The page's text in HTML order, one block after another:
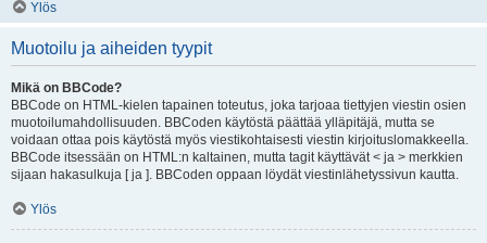
Ylös
Muotoilu ja aiheiden tyypit
Mikä on BBCode?
BBCode on HTML-kielen tapainen toteutus, joka tarjoaa tiettyjen viestin osien
muotoilumahdollisuuden. BBCoden käytöstä päättää ylläpitäjä, mutta se
voidaan ottaa pois käytöstä myös viestikohtaisesti viestin kirjoituslomakkeella.
BBCode itsessään on HTML:n kaltainen, mutta tagit käyttävät < ja > merkkien
sijaan hakasulkuja [ ja ]. BBCoden oppaan löydät viestinlähetyssivun kautta.
Ylös